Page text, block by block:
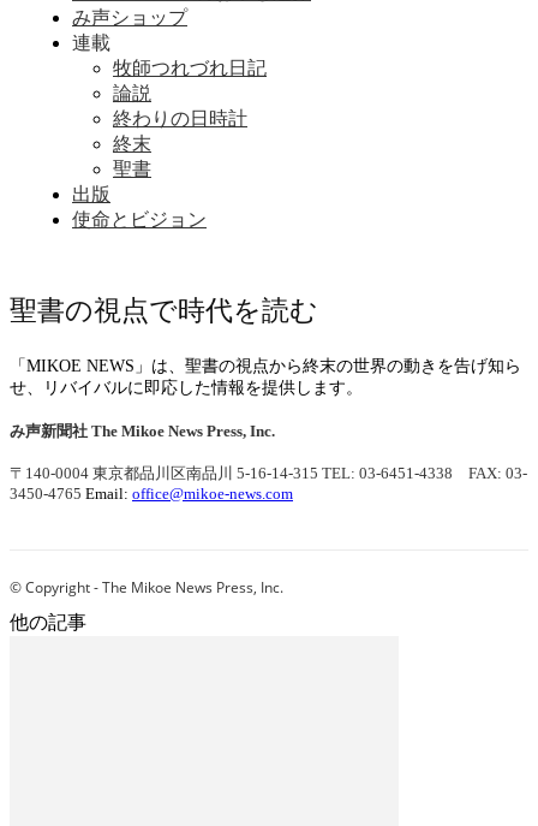
み声ショップ
連載
牧師つれづれ日記
論説
終わりの日時計
終末
聖書
出版
使命とビジョン
聖書の視点で時代を読む
「MIKOE NEWS」は、聖書の視点から終末の世界の動きを告げ知ら
せ、リバイバルに即応した情報を提供します。
み声新聞社 The Mikoe News Press, Inc.
〒140-0004 東京都品川区南品川 5-16-14-315 TEL: 03-6451-4338 FAX: 03-
3450-4765 Email: office@mikoe-news.com
© Copyright - The Mikoe News Press, Inc.
他の記事